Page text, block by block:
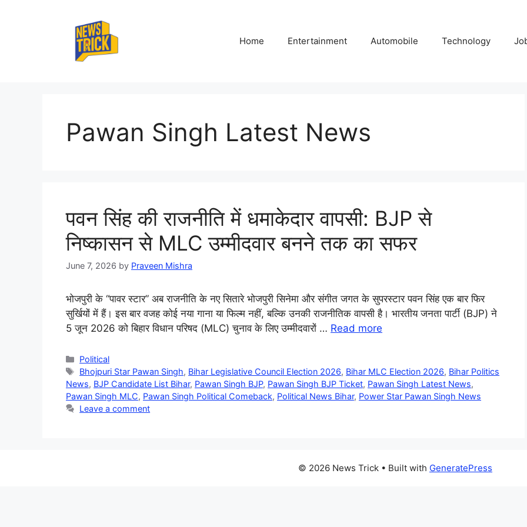
Home Entertainment Automobile Technology
Pawan Singh Latest News
पवन सिंह की राजनीति में धमाकेदार वापसी: BJP से
निष्कासन से MLC उम्मीदवार बनने तक का सफर
June 7, 2026 by Praveen Mishra
भोजपुरी के “पावर स्टार” अब राजनीति के नए सितारे भोजपुरी सिनेमा और संगीत जगत के सुपरस्टार पवन सिंह एक बार फिर
सुर्खियों में हैं। इस बार वजह कोई नया गाना या फिल्म नहीं, बल्कि उनकी राजनीतिक वापसी है। भारतीय जनता पार्टी (BJP) ने
5 जून 2026 को बिहार विधान परिषद (MLC) चुनाव के लिए उम्मीदवारों … Read more
Categories
Political
Tags
Bhojpuri Star Pawan Singh, Bihar Legislative Council Election 2026, Bihar MLC Election 2026, Bihar Politics
News, BJP Candidate List Bihar, Pawan Singh BJP, Pawan Singh BJP Ticket, Pawan Singh Latest News,
Pawan Singh MLC, Pawan Singh Political Comeback, Political News Bihar, Power Star Pawan Singh News
Leave a comment
© 2026 News Trick • Built with GeneratePress